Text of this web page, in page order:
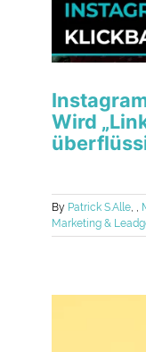
Wird
By Patrick S.Alle
Marketing &